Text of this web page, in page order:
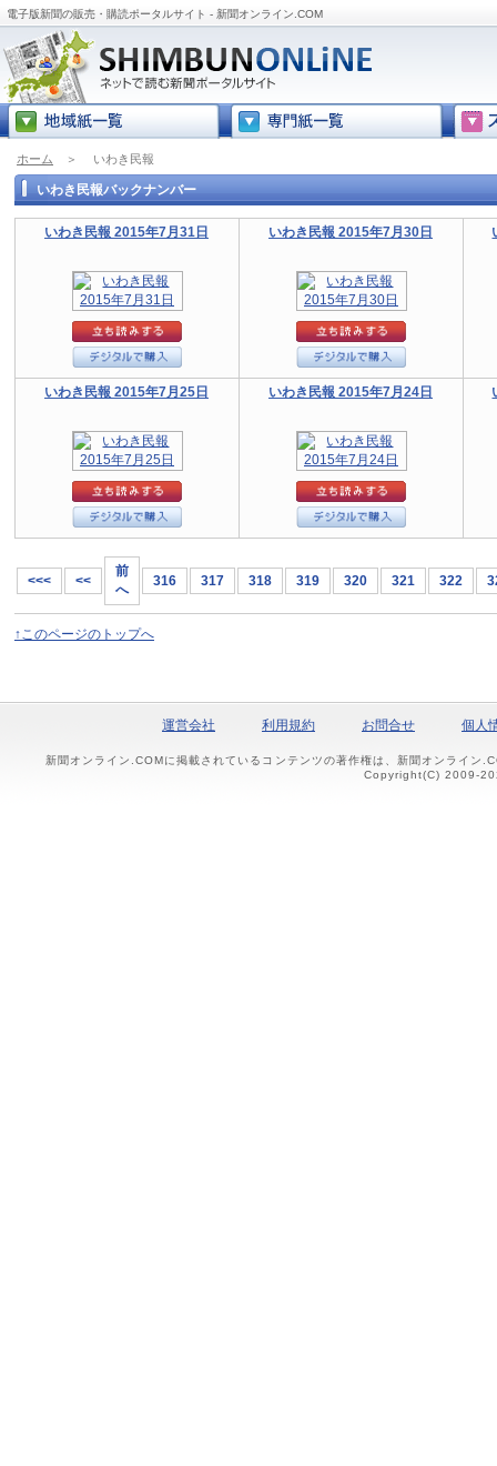
電子版新聞の販売・購読ポータルサイト - 新聞オンライン.COM
ホーム ＞ いわき民報
いわき民報バックナンバー
いわき民報 2015年7月31日 いわき民報 2015年7月30日
いわき民報 2015年7月25日 いわき民報 2015年7月24日
<<< <<
前
へ
316 317 318 319 320 321 322
↑このページのトップへ
運営会社 利用規約 お問合せ 個人
新聞オンライン.COMに掲載されているコンテンツの著作権は、新聞オンライン
Copyright(C) 2009-